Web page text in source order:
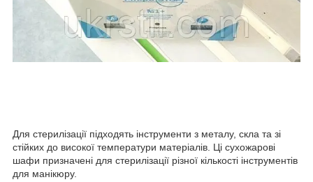
Для стерилізації підходять інструменти з металу, скла та зі
стійких до високої температури матеріалів. Ці сухожарові
шафи призначені для стерилізації різної кількості інструментів
для манікюру.